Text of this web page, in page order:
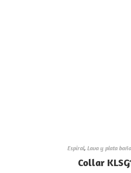
Espiral, Lava y plata
Collar